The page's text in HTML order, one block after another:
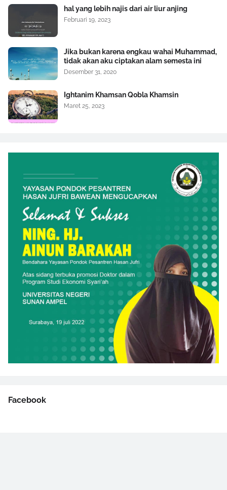
hal yang lebih najis dari air liur anjing
Februari 19, 2023
Jika bukan karena engkau wahai Muhammad,
tidak akan aku ciptakan alam semesta ini
Desember 31, 2020
Ightanim Khamsan Qobla Khamsin
Maret 25, 2023
Facebook